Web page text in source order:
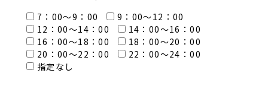
7：00～9：00
9：00～12：00
12：00～14：00
14：00～16：00
16：00～18：00
18：00～20：00
20：00～22：00
22：00～24：00
指定なし